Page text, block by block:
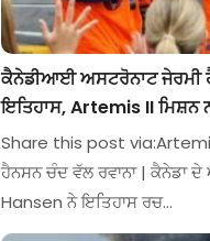
ਕੈਨੇਡੀਆਈ ਅਸਟਰੋਨਾਟ ਜੇਰਮੀ
ਇਤਿਹਾਸ, Artemis II ਮਿਸ਼ਨ
Share this post
ਹੈਨਸਨ ਚੰਦ ਵੱਲ ਰਵਾਨਾ | ਕੈਨੇਡਾ
Hansen ਨੇ ਇਤਿਹਾਸ ਰਚ…